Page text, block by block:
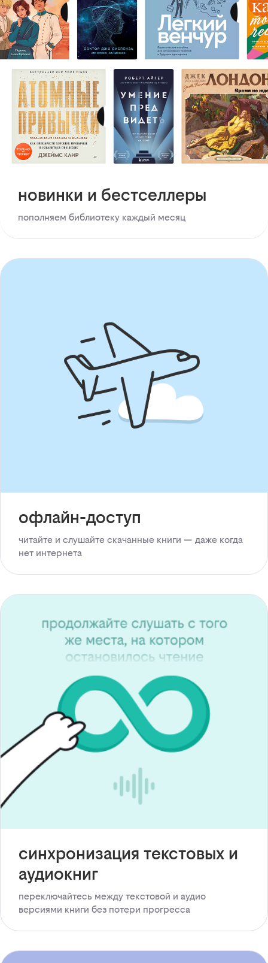
новинки и бестселлеры
пополняем библиотеку каждый месяц
офлайн-доступ
читайте и слушайте скачанные книги — даже когда
нет интернета
синхронизация текстовых и
аудиокниг
переключайтесь между текстовой и аудио
версиями книги без потери прогресса